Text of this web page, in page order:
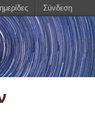
Σύνδεση